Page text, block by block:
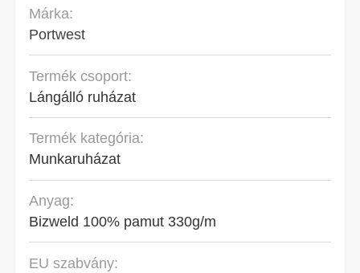
Márka:
Portwest
Termék csoport:
Lángálló ruházat
Termék kategória:
Munkaruházat
Anyag:
Bizweld 100% pamut 330g/m
EU szabvány: